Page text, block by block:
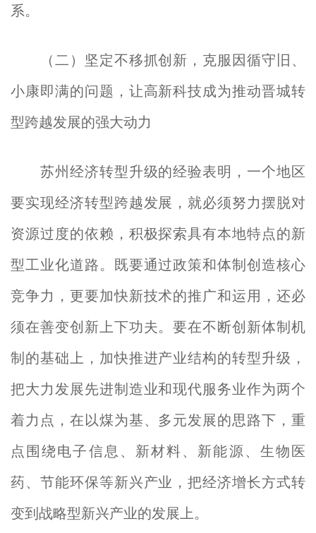
系。
（二）坚定不移抓创新，克服因循守旧、
小康即满的问题，让高新科技成为推动晋城转
型跨越发展的强大动力
苏州经济转型升级的经验表明，一个地区
要实现经济转型跨越发展，就必须努力摆脱对
资源过度的依赖，积极探索具有本地特点的新
型工业化道路。既要通过政策和体制创造核心
竞争力，更要加快新技术的推广和运用，还必
须在善变创新上下功夫。要在不断创新体制机
制的基础上，加快推进产业结构的转型升级，
把大力发展先进制造业和现代服务业作为两个
着力点，在以煤为基、多元发展的思路下，重
点围绕电子信息、新材料、新能源、生物医
药、节能环保等新兴产业，把经济增长方式转
变到战略型新兴产业的发展上。